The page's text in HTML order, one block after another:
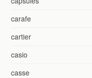
carafe
cartier
casio
casse